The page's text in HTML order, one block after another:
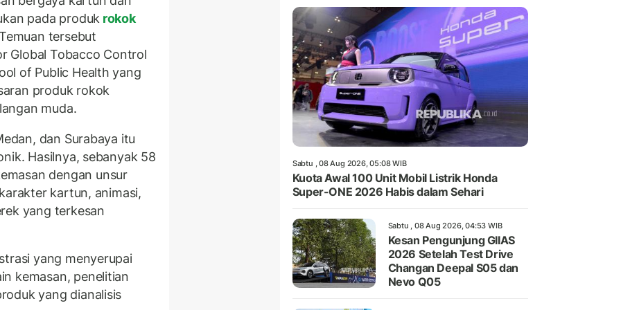
pada produk rokok
tersebut
Global Tobacco Control
of Public Health yang
produk rokok
muda.
dan Surabaya itu
Hasilnya, sebanyak 58
dengan unsur
kartun, animasi,
yang terkesan
yang menyerupai
kemasan, penelitian
yang dianalisis
Sabtu , 08 Aug 2026, 05:08 WIB
Kuota Awal 100 Unit Mobil Listrik Honda
Super-ONE 2026 Habis dalam Sehari
Sabtu , 08 Aug 2026, 04:53 WIB
Kesan Pengunjung GIIAS
2026 Setelah Test Drive
Changan Deepal S05 dan
Nevo Q05